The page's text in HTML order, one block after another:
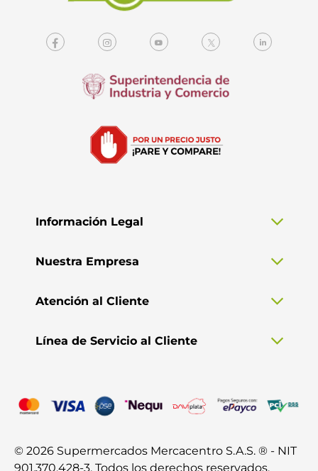
Información Legal
Nuestra Empresa
Atención al Cliente
Línea de Servicio al Cliente
© 2026 Supermercados Mercacentro S.A.S. ® - NIT
901.370.428-3. Todos los derechos reservados.